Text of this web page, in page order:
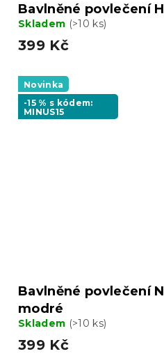
Bavlněné povlečení
Skladem (>10 ks)
399 Kč
Novinka
-15 % s kódem:
MINUS15
Bavlněné povlečení
modré
Skladem (>10 ks)
399 Kč